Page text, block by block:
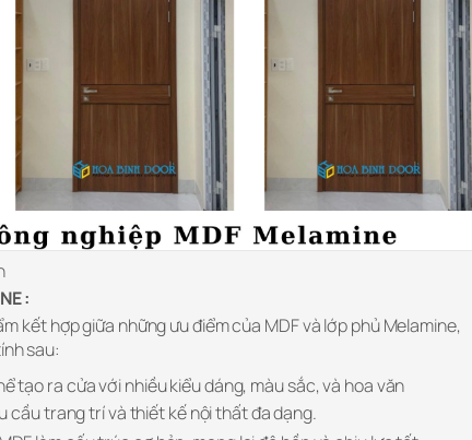
:
kết hợp giữa những ưu điểm của MDF và lớp phủ Melamine,
sau:
tạo ra cửa với nhiều kiểu dáng, màu sắc, và hoa văn
cầu trang trí và thiết kế nội thất đa dạng.